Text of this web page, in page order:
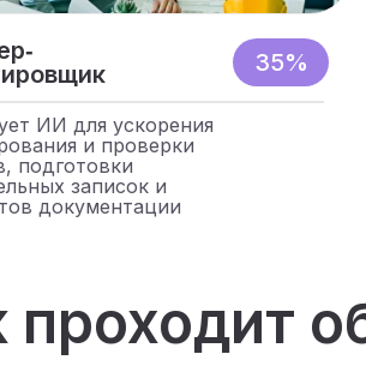
ИИ для ускорения
и проверки
подготовки
записок и
документации
35%
проходит